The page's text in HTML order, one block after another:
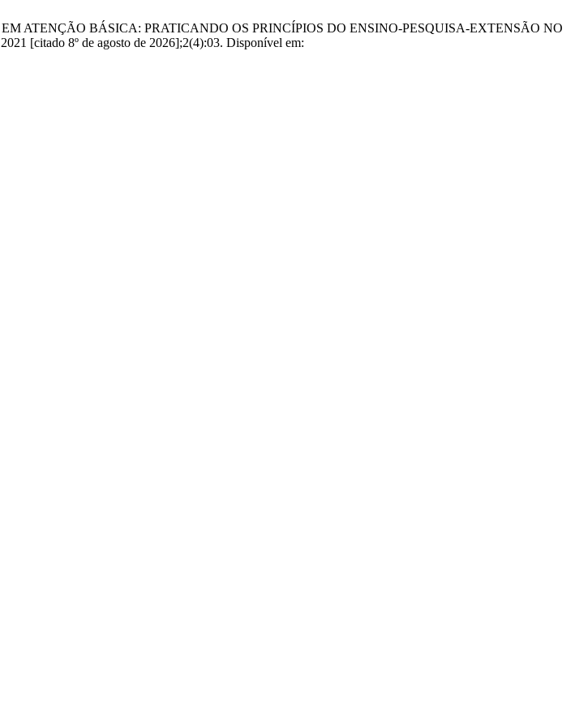
ATENÇÃO BÁSICA: PRATICANDO OS PRINCÍPIOS DO ENSINO-PESQUISA-EXTENSÃO NO
[citado 8º de agosto de 2026];2(4):03. Disponível em: